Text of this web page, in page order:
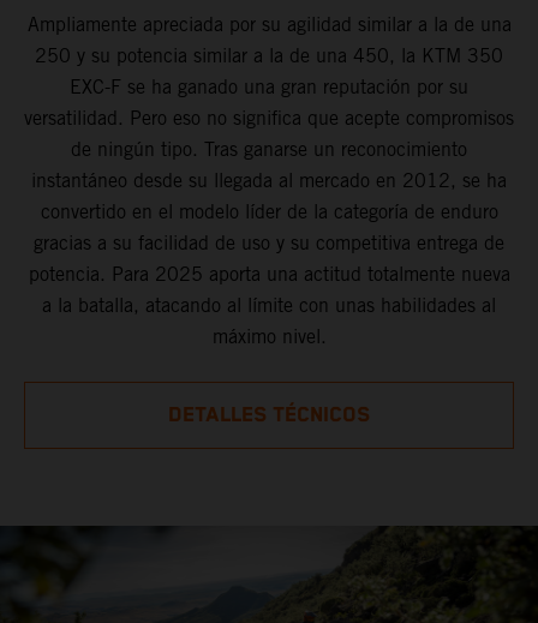
Ampliamente apreciada por su agilidad similar a la de una
250 y su potencia similar a la de una 450, la KTM 350
EXC-F se ha ganado una gran reputación por su
versatilidad. Pero eso no significa que acepte compromisos
de ningún tipo. Tras ganarse un reconocimiento
instantáneo desde su llegada al mercado en 2012, se ha
convertido en el modelo líder de la categoría de enduro
gracias a su facilidad de uso y su competitiva entrega de
potencia. Para 2025 aporta una actitud totalmente nueva
a la batalla, atacando al límite con unas habilidades al
máximo nivel.
DETALLES TÉCNICOS